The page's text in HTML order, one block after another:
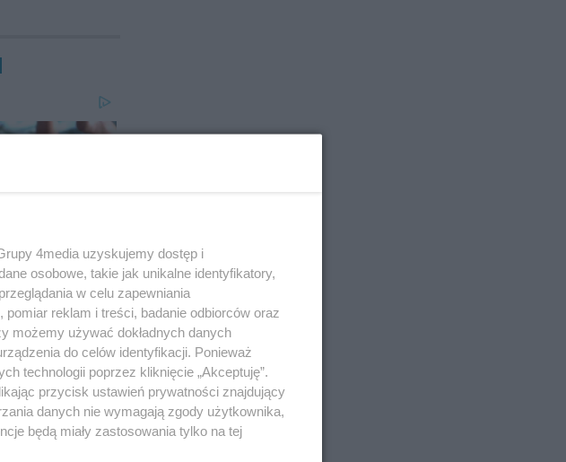
4media uzyskujemy dostęp i
osobowe, takie jak unikalne identyfikatory,
w celu zapewniania
reklam i treści, badanie odbiorców oraz
możemy używać dokładnych danych
do celów identyfikacji. Ponieważ
technologii poprzez kliknięcie „Akceptuję”.
przycisk ustawień prywatności znajdujący
danych nie wymagają zgody użytkownika,
będą miały zastosowania tylko na tej